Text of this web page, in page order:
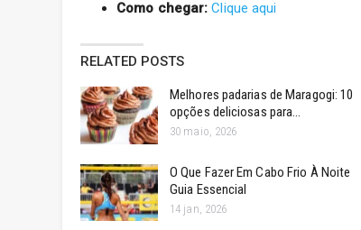
Como chegar: Clique aqui
RELATED POSTS
Melhores padarias de Maragogi: 10
opções deliciosas para…
30 maio, 2026
O Que Fazer Em Cabo Frio À Noite
Guia Essencial
14 jan, 2026